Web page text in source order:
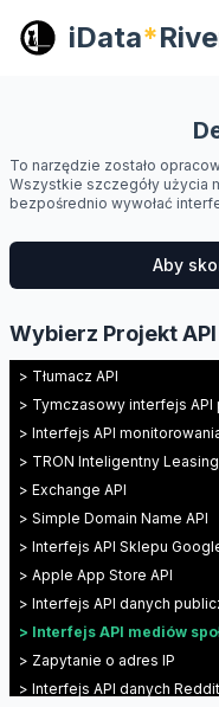
iData*
To narzędzie zostało
Wszystkie szczegóły użycia
bezpośrednio wywołać
Aby
Wybierz Projekt API
> Tłumacz API
> Tymczasowy interfejs API
> Interfejs API
> TRON Inteligentny
> Exchange API
> Simple Domain Name API
> Interfejs API Sklepu
> Apple App Store API
> Interfejs API danych
> Interfejs API mediów
> Zapytanie o adres IP
> Interfejs API danych Reddit